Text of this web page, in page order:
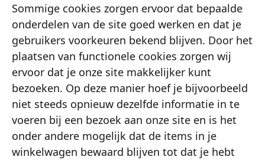
Sommige cookies zorgen ervoor dat bepaalde
onderdelen van de site goed werken en dat je
gebruikers voorkeuren bekend blijven. Door het
plaatsen van functionele cookies zorgen wij
ervoor dat je onze site makkelijker kunt
bezoeken. Op deze manier hoef je bijvoorbeeld
niet steeds opnieuw dezelfde informatie in te
voeren bij een bezoek aan onze site en is het
onder andere mogelijk dat de items in je
winkelwagen bewaard blijven tot dat je hebt